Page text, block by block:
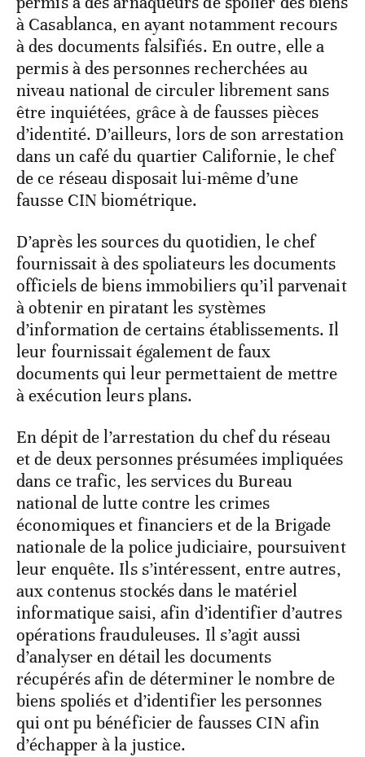
à Casablanca, en ayant notamment recours
à des documents falsifiés. En outre, elle a
permis à des personnes recherchées au
niveau national de circuler librement sans
être inquiétées, grâce à de fausses pièces
d’identité. D’ailleurs, lors de son arrestation
dans un café du quartier Californie, le chef
de ce réseau disposait lui-même d’une
fausse CIN biométrique.
D’après les sources du quotidien, le chef
fournissait à des spoliateurs les documents
officiels de biens immobiliers qu’il parvenait
à obtenir en piratant les systèmes
d’information de certains établissements. Il
leur fournissait également de faux
documents qui leur permettaient de mettre
à exécution leurs plans.
En dépit de l’arrestation du chef du réseau
et de deux personnes présumées impliquées
dans ce trafic, les services du Bureau
national de lutte contre les crimes
économiques et financiers et de la Brigade
nationale de la police judiciaire, poursuivent
leur enquête. Ils s’intéressent, entre autres,
aux contenus stockés dans le matériel
informatique saisi, afin d’identifier d’autres
opérations frauduleuses. Il s’agit aussi
d’analyser en détail les documents
récupérés afin de déterminer le nombre de
biens spoliés et d’identifier les personnes
qui ont pu bénéficier de fausses CIN afin
d’échapper à la justice.